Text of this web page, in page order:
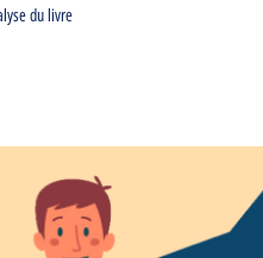
du livre